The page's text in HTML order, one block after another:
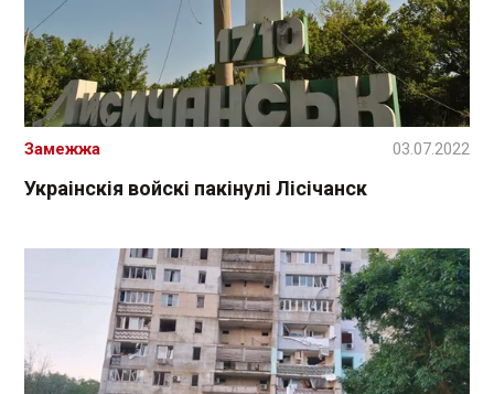
Украінскія войскі пакінулі Лісічанск
Замежжа 03.07.2022